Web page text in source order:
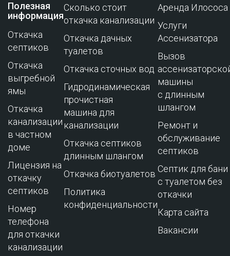
Полезная
информация
Откачка
септиков
Откачка
выгребной
ямы
Откачка
канализации
в частном
доме
Лицензия на
откачку
септиков
Номер
телефона
для откачки
канализации
Сколько стоит
откачка канализации
Откачка дачных
туалетов
Откачка сточных вод
Гидродинамическая
прочистная
машина для
канализации
Откачка септиков
длинным шлангом
Откачка биотуалетов
Политика
конфиденциальности
Аренда Илососа
Услуги
Ассенизатора
Вызов
машины
с длинным
шлангом
Ремонт и
обслуживание
cептиков
Септик для бани
с туалетом без
откачки
Карта сайта
Вакансии